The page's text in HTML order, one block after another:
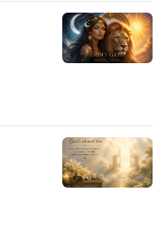
年1月
）